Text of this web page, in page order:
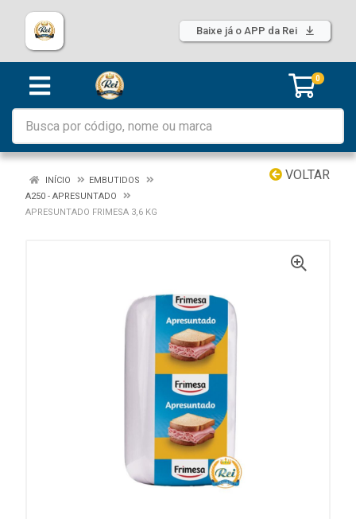
Baixe já o APP da Rei
0
VOLTAR
INÍCIO
EMBUTIDOS
A250 - APRESUNTADO
APRESUNTADO FRIMESA 3,6 KG